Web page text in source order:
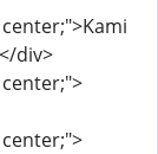
div>